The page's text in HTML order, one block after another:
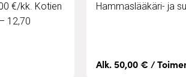
€/kk. Kotien
12,70
Hammaslääkäri- ja
Alk. 50,00 € /